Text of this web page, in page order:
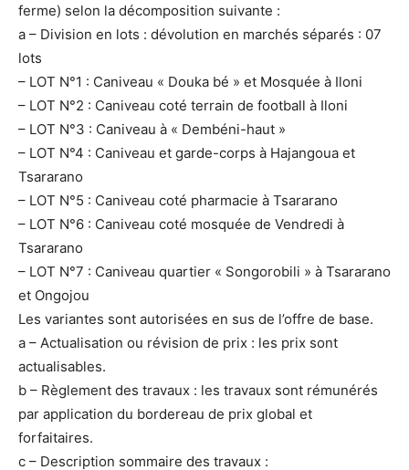
ferme) selon la décomposition suivante :
a – Division en lots : dévolution en marchés séparés : 07
lots
– LOT N°1 : Caniveau « Douka bé » et Mosquée à Iloni
– LOT N°2 : Caniveau coté terrain de football à Iloni
– LOT N°3 : Caniveau à « Dembéni-haut »
– LOT N°4 : Caniveau et garde-corps à Hajangoua et
Tsararano
– LOT N°5 : Caniveau coté pharmacie à Tsararano
– LOT N°6 : Caniveau coté mosquée de Vendredi à
Tsararano
– LOT N°7 : Caniveau quartier « Songorobili » à Tsararano
et Ongojou
Les variantes sont autorisées en sus de l’offre de base.
a – Actualisation ou révision de prix : les prix sont
actualisables.
b – Règlement des travaux : les travaux sont rémunérés
par application du bordereau de prix global et
forfaitaires.
c – Description sommaire des travaux :